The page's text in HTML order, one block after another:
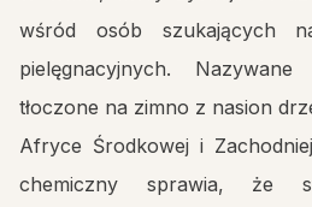
wśród osób szukających
pielęgnacyjnych.
tłoczone na zimno z nasion
Afryce Środkowej i
chemiczny sprawia, że